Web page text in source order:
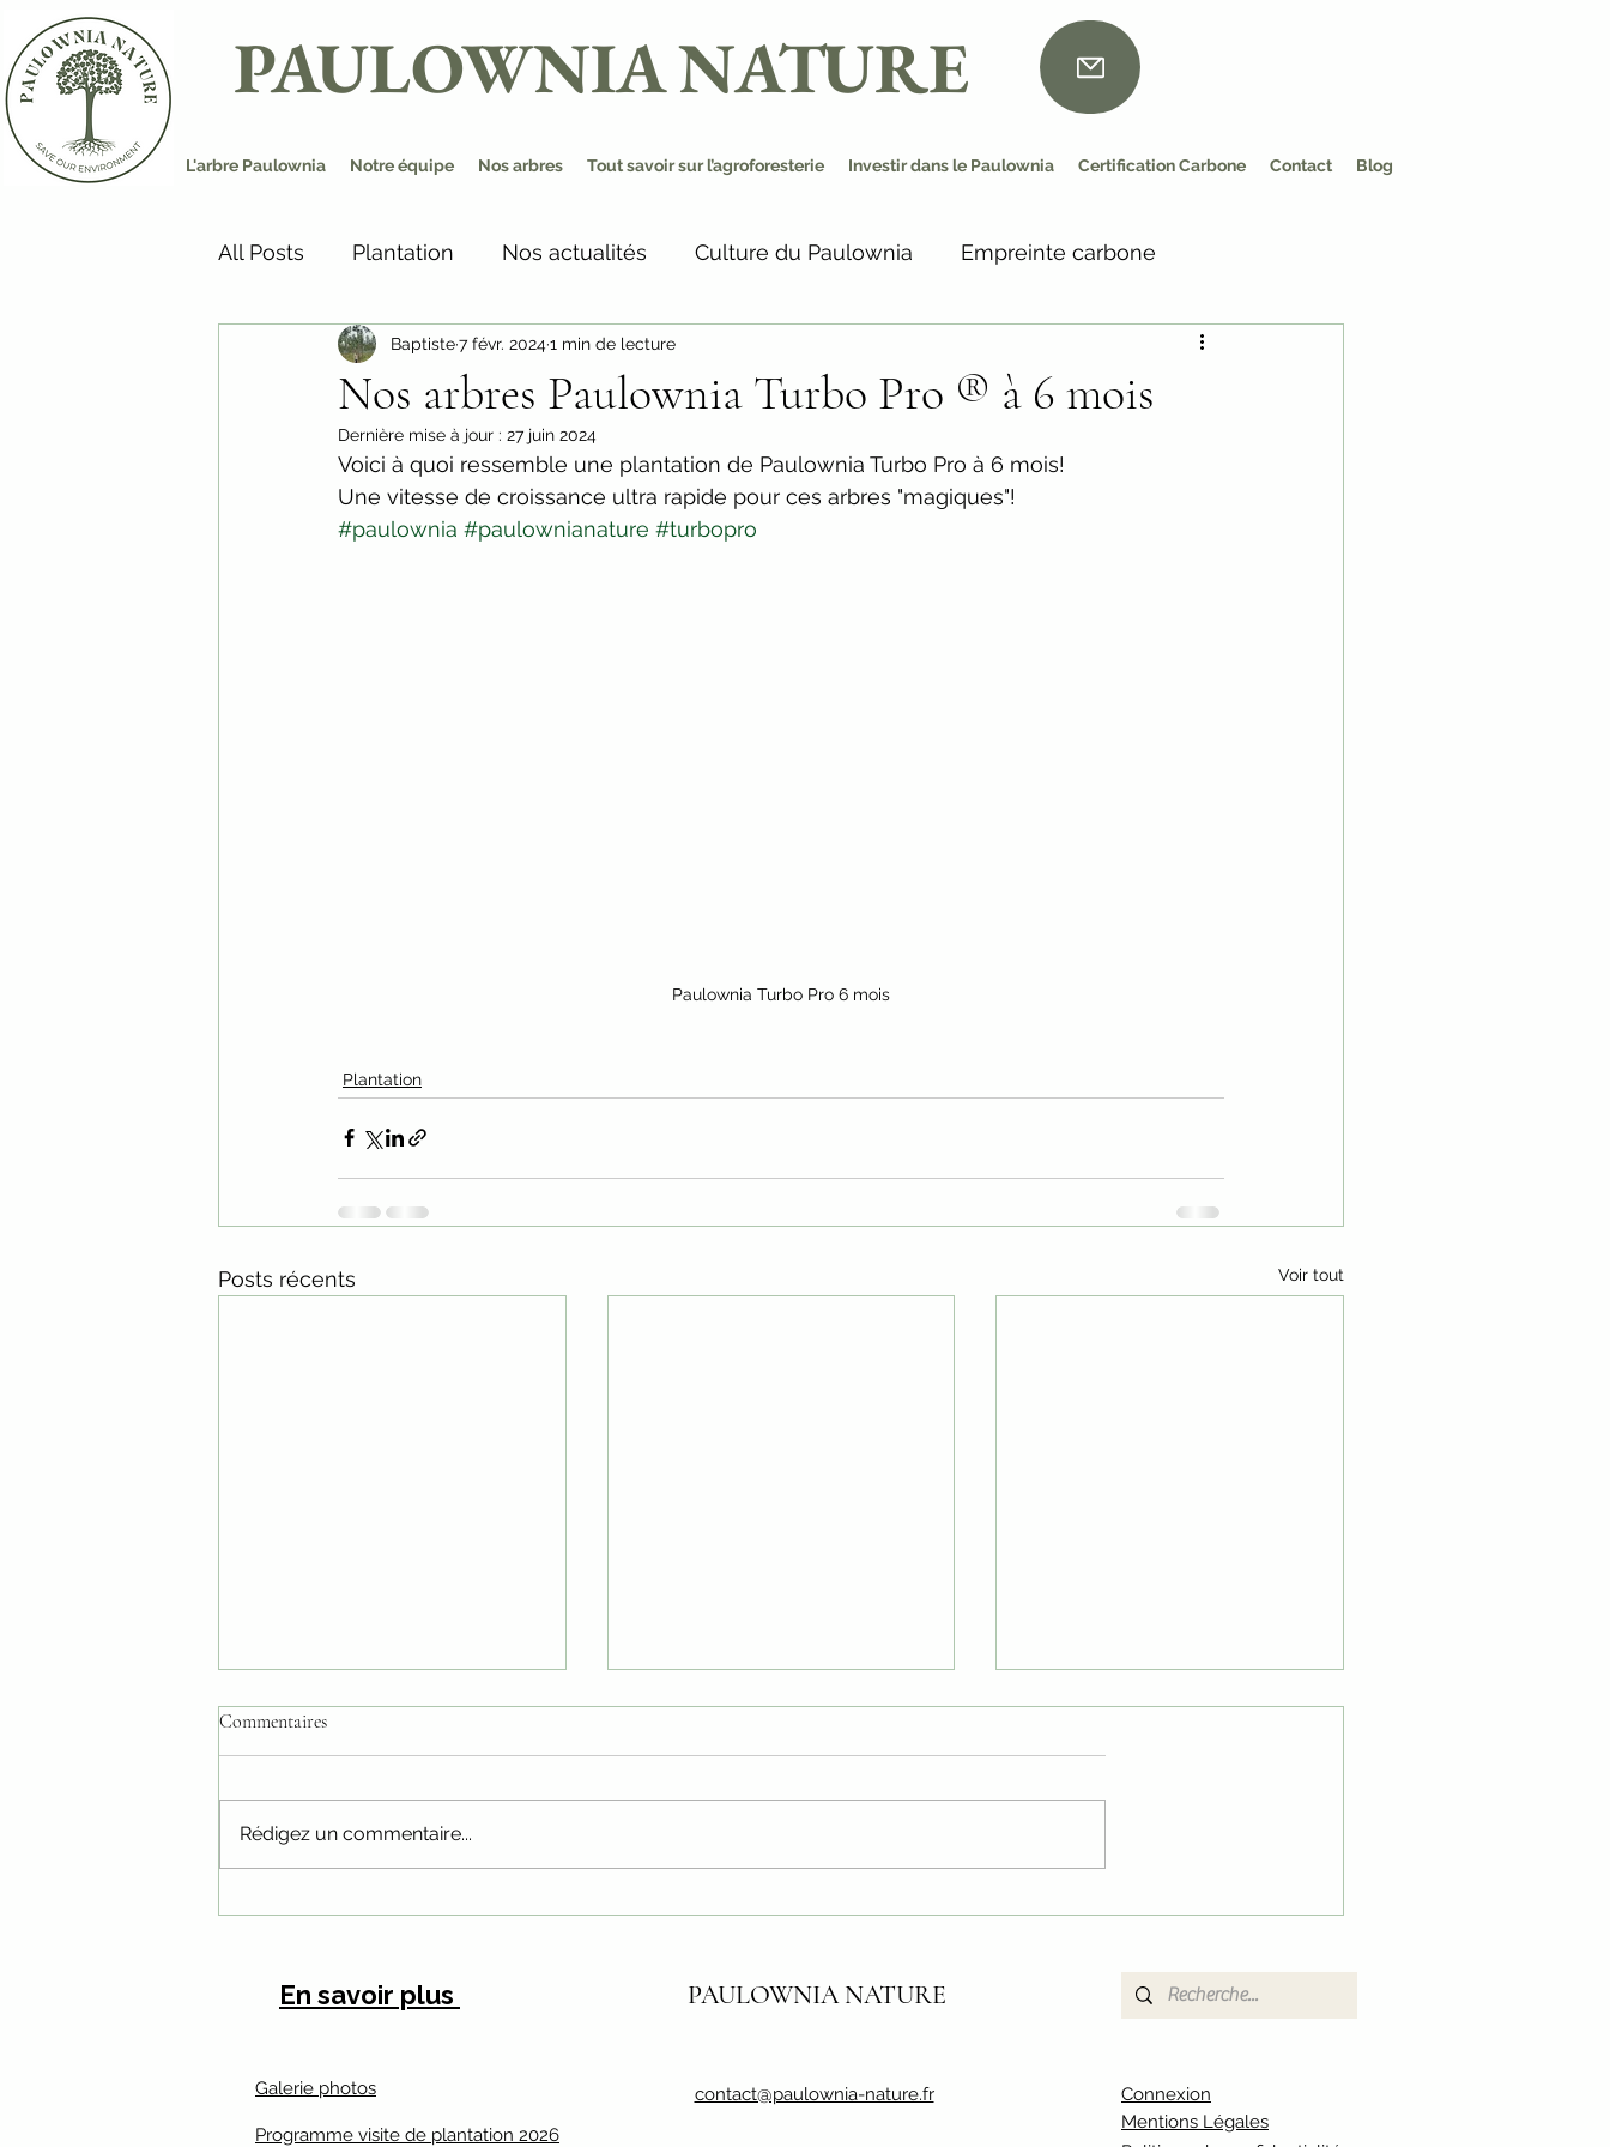
PAULOWNIA NATURE
L'arbre Paulownia Notre équipe Nos arbres Tout savoir sur l’agroforesterie Investir dans le Paulownia Certification Carbone Contact Blog
All Posts Plantation Nos actualités Culture du Paulownia Empreinte carbone
Nos arbres Paulownia Turbo Pro ® à 6 mois
Baptiste7 févr. 20241 min de lecture
Dernière mise à jour : 27 juin 2024
Voici à quoi ressemble une plantation de Paulownia Turbo Pro à 6 mois!
Une vitesse de croissance ultra rapide pour ces arbres "magiques"!
#paulownia #paulownianature #turbopro
Paulownia Turbo Pro 6 mois
Plantation
Posts récents Voir tout
Commentaires
Rédigez un commentaire...
En savoir plus
Galerie photos
Programme visite de plantation 2026
PAULOWNIA NATURE
contact@paulownia-nature.fr
Mentions Légales
Connexion